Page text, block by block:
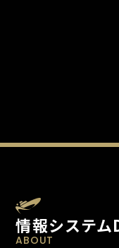
情報システム
ABOUT